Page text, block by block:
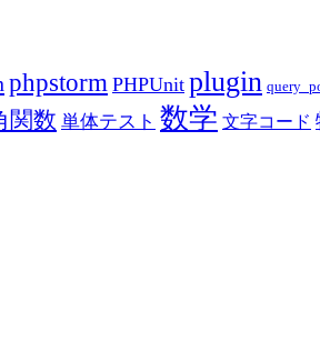
phpstorm PHPUnit plugin
関数 単体テスト 数学 文字コード